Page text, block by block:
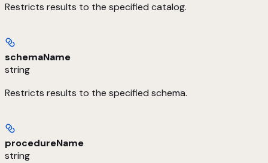
Restricts results to the specified catalog.
schemaName
string
Restricts results to the specified schema.
procedureName
string